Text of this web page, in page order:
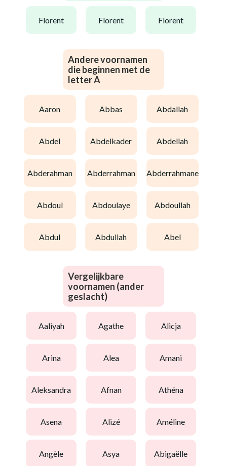
florent florent florent
Andere voornamen
die beginnen met de
letter A
aaron abbas abdallah
abdel abdelkader abdellah
abderahman abderrahman abderrahmane
abdoul abdoulaye abdoullah
abdul abdullah abel
Vergelijkbare
voornamen (ander
geslacht)
aaliyah agathe alicja
arina alea amani
aleksandra afnan athéna
asena alizé améline
angèle asya abigaëlle